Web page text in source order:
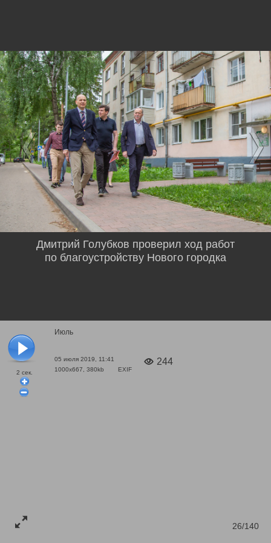
2 сек.
Июль
05 июля 2019, 11:41
1000x667, 380kb
EXIF
244
26/140
Дмитрий Голубков проверил ход работ
по благоустройству Нового городка